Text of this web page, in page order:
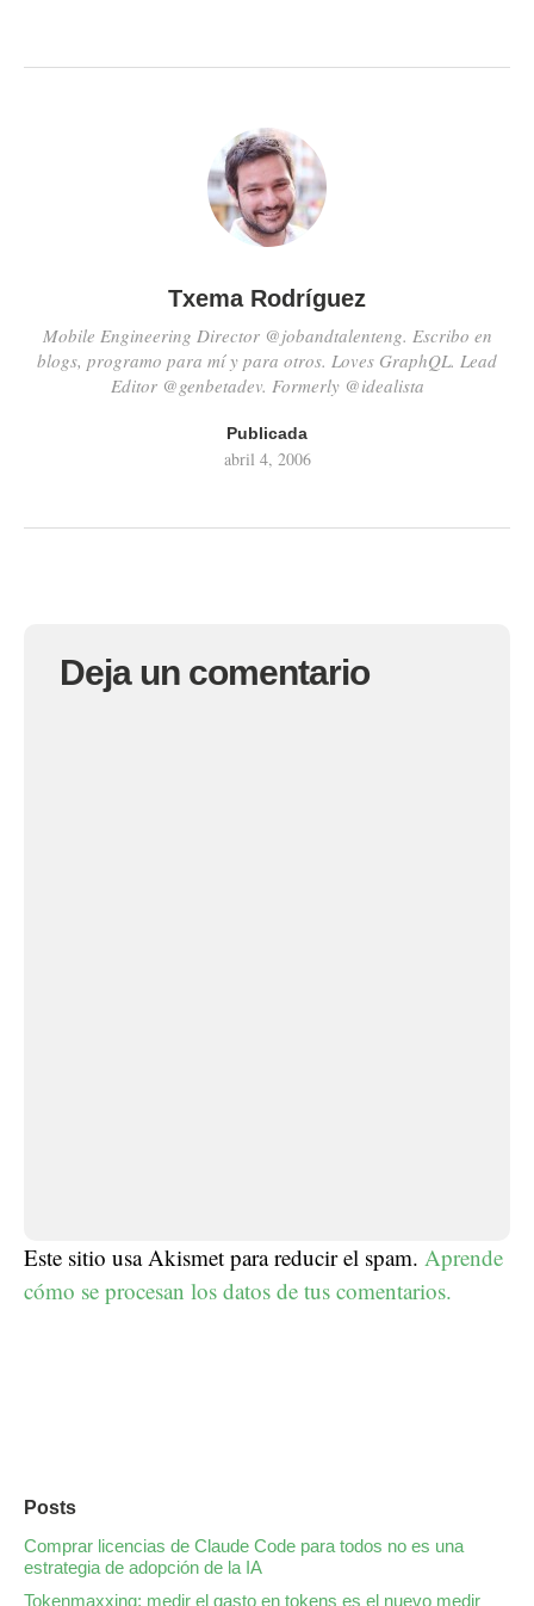
Txema Rodríguez
Mobile Engineering Director @jobandtalenteng. Escribo en
blogs, programo para mí y para otros. Loves GraphQL. Lead
Editor @genbetadev. Formerly @idealista
Publicada
abril 4, 2006
Deja un comentario
Este sitio usa Akismet para reducir el spam. Aprende
cómo se procesan los datos de tus comentarios.
Posts
Comprar licencias de Claude Code para todos no es una
estrategia de adopción de la IA
Tokenmaxxing: medir el gasto en tokens es el nuevo medir